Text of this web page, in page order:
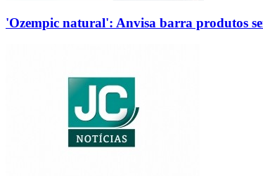
'Ozempic natural': Anvisa barra produtos